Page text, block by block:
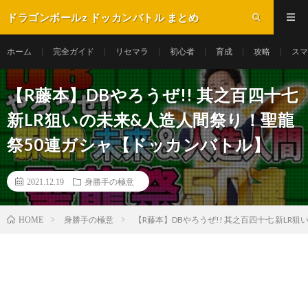
ドラゴンボールz ドッカンバトル まとめ
ホーム 完全ガイド リセマラ 初心者 育成 攻略 ス
【R藤本】DBやろうぜ!! 其之百四十七
新LR狙いの未来&人造人間祭り！聖龍
祭50連ガシャ【ドッカンバトル】
2021.12.19 身勝手の極意
HOME 身勝手の極意 【R藤本】DBやろうぜ!! 其之百四十七 新LR